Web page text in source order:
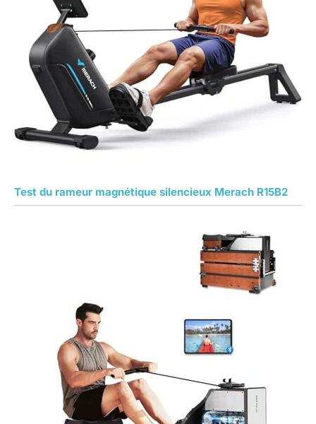
Test du rameur magnétique silencieux Merach R15B2